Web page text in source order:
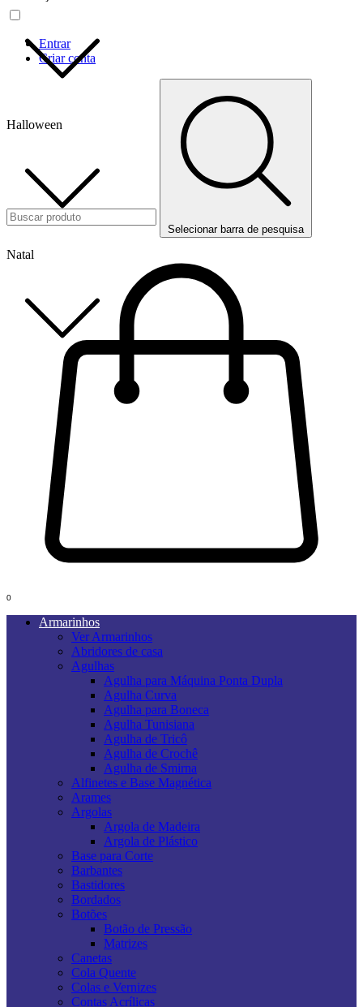
Halloween
Natal
Entrar
Criar conta
Selecionar barra de pesquisa
0
Armarinhos
Ver Armarinhos
Abridores de casa
Agulhas
Agulha para Máquina Ponta Dupla
Agulha Curva
Agulha para Boneca
Agulha Tunisiana
Agulha de Tricô
Agulha de Crochê
Agulha de Smirna
Alfinetes e Base Magnética
Arames
Argolas
Argola de Madeira
Argola de Plástico
Base para Corte
Barbantes
Bastidores
Bordados
Botões
Botão de Pressão
Matrizes
Canetas
Cola Quente
Colas e Vernizes
Contas Acrílicas